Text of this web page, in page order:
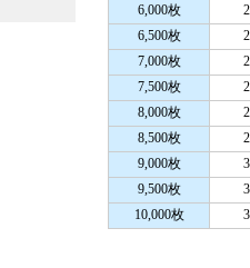
6,000枚
6,500枚
7,000枚
7,500枚
8,000枚
8,500枚
9,000枚
9,500枚
10,000枚